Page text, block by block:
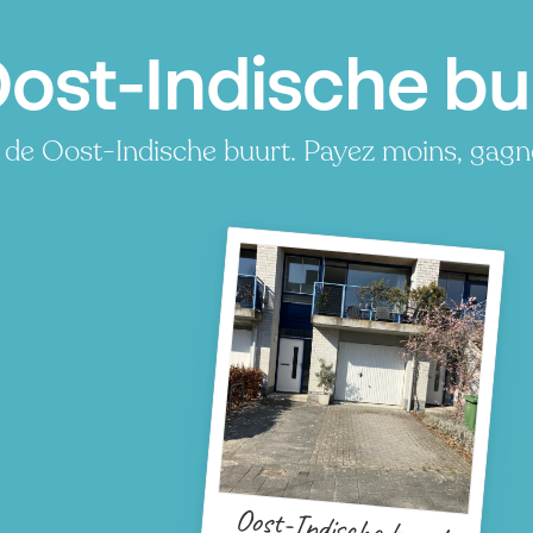
Indische
Oost-Indische buurt. Payez moins,